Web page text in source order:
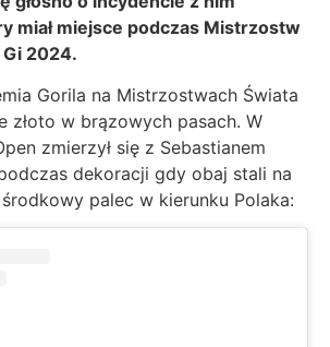
miał miejsce podczas Mistrzostw
Gi 2024.
Gorila na Mistrzostwach Świata
złoto w brązowych pasach. W
zmierzył się z Sebastianem
dekoracji gdy obaj stali na
palec w kierunku Polaka: